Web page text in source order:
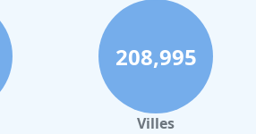
à Robion en Luberon
à Menton
à Zanzibar
dans Meze
208,995
Villes